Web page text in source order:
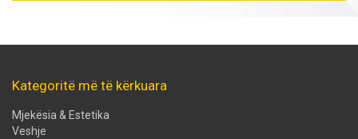
Kategoritë më të kërkuara
Mjekësia & Estetika
Veshje